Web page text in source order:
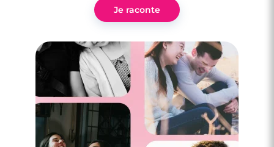
8 minutes
Compatibilité Cancer - Capricorne : en
amitié, en amour, au lit
Je raconte